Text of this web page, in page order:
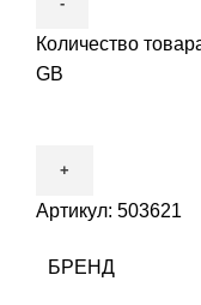
Количество
GB
Артикул: 503621
БРЕНД